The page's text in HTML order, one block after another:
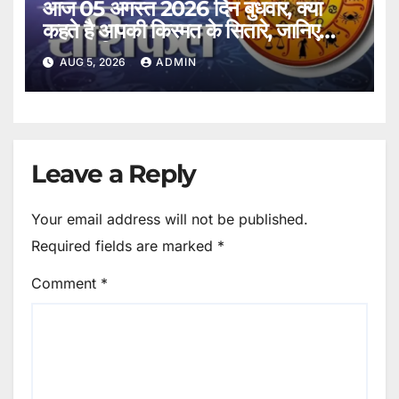
आज 05 अगस्त 2026 दिन बुधवार, क्या
कहते है आपकी किस्मत के सितारे, जानिए
अपना राशिफल।
AUG 5, 2026 ADMIN
Leave a Reply
Your email address will not be published.
Required fields are marked *
Comment *